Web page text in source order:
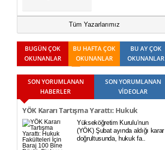
Tüm Yazarlarımız
BUGÜN ÇOK
OKUNANLAR
BU HAFTA ÇOK
OKUNANLAR
BU AY ÇOK
OKUNANLAR
SON YORUMLANAN
HABERLER
SON YORUMLANAN
VİDEOLAR
YÖK Kararı Tartışma Yarattı: Hukuk
Fakülteleri İçin Baraj 100 Bine Düştü,
Binlerce Öğrenci Mağdur!
Yükseköğretim Kurulu’nun
(YÖK) Şubat ayında aldığı karar
doğrultusunda, hukuk fa..